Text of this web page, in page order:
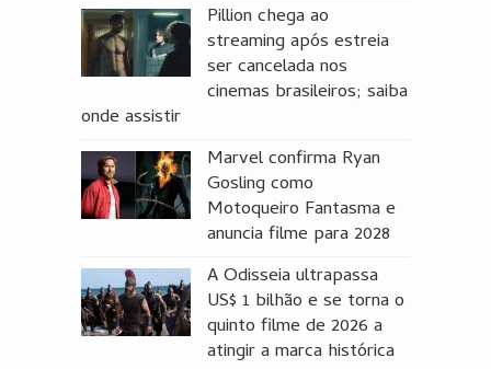
Pillion chega ao
streaming após estreia
ser cancelada nos
cinemas brasileiros; saiba
onde assistir
Marvel confirma Ryan
Gosling como
Motoqueiro Fantasma e
anuncia filme para 2028
A Odisseia ultrapassa
US$ 1 bilhão e se torna o
quinto filme de 2026 a
atingir a marca histórica